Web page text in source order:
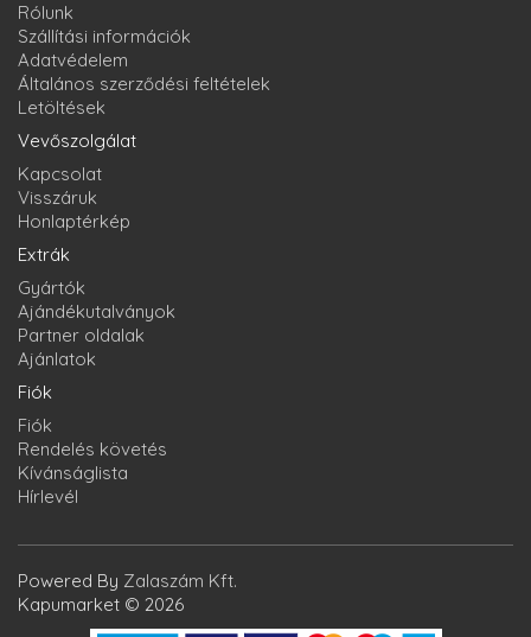
Rólunk
Szállítási információk
Adatvédelem
Általános szerződési feltételek
Letöltések
Vevőszolgálat
Kapcsolat
Visszáruk
Honlaptérkép
Extrák
Gyártók
Ajándékutalványok
Partner oldalak
Ajánlatok
Fiók
Fiók
Rendelés követés
Kívánságlista
Hírlevél
Powered By Zalaszám Kft.
Kapumarket © 2026